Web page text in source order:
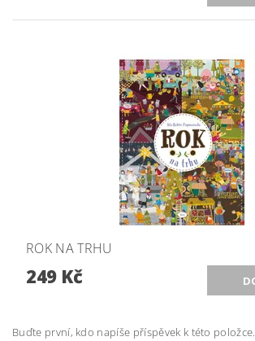
ROK NA TRHU
249 Kč
Buďte první, kdo napíše příspěvek k této položce.